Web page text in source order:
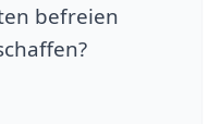
befreien